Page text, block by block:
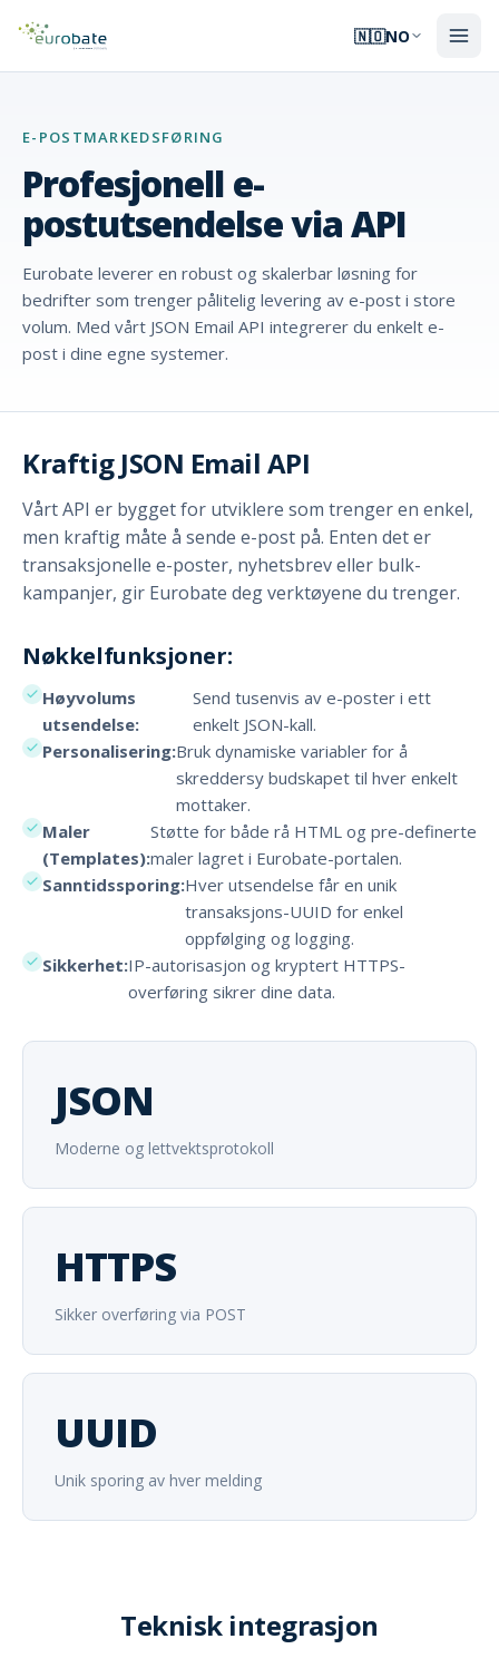
🇳🇴NO
E-POSTMARKEDSFØRING
Profesjonell e-
postutsendelse via API
Eurobate leverer en robust og skalerbar løsning for
bedrifter som trenger pålitelig levering av e-post i store
volum. Med vårt JSON Email API integrerer du enkelt e-
post i dine egne systemer.
Kraftig JSON Email API
Vårt API er bygget for utviklere som trenger en enkel,
men kraftig måte å sende e-post på. Enten det er
transaksjonelle e-poster, nyhetsbrev eller bulk-
kampanjer, gir Eurobate deg verktøyene du trenger.
Nøkkelfunksjoner:
Høyvolums
utsendelse:
Send tusenvis av e-poster i ett
enkelt JSON-kall.
Personalisering:Bruk dynamiske variabler for å
skreddersy budskapet til hver enkelt
mottaker.
Maler
(Templates):
Støtte for både rå HTML og pre-definerte
maler lagret i Eurobate-portalen.
Sanntidssporing:Hver utsendelse får en unik
transaksjons-UUID for enkel
oppfølging og logging.
Sikkerhet:IP-autorisasjon og kryptert HTTPS-
overføring sikrer dine data.
JSON
Moderne og lettvektsprotokoll
HTTPS
Sikker overføring via POST
UUID
Unik sporing av hver melding
Teknisk integrasjon